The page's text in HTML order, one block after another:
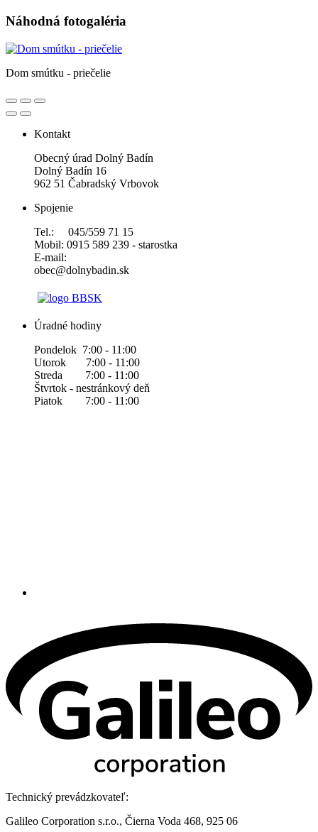
Náhodná fotogaléria
Dom smútku - priečelie
Kontakt
Obecný úrad Dolný Badín
Dolný Badín 16
962 51 Čabradský Vrbovok
Spojenie
Tel.: 045/559 71 15
Mobil: 0915 589 239 - starostka
E-mail:
obec@dolnybadin.sk
Úradné hodiny
Pondelok 7:00 - 11:00
Utorok 7:00 - 11:00
Streda 7:00 - 11:00
Štvrtok - nestránkový deň
Piatok 7:00 - 11:00
Technický prevádzkovateľ:
Galileo Corporation s.r.o., Čierna Voda 468, 925 06